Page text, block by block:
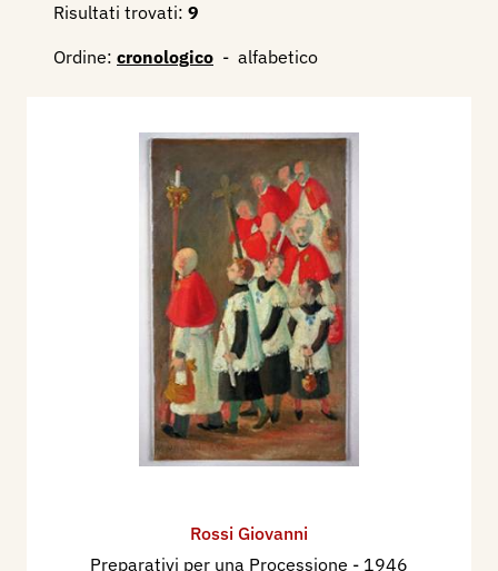
Risultati trovati: 9
Ordine: cronologico - alfabetico
Rossi Giovanni
Preparativi per una Processione - 1946